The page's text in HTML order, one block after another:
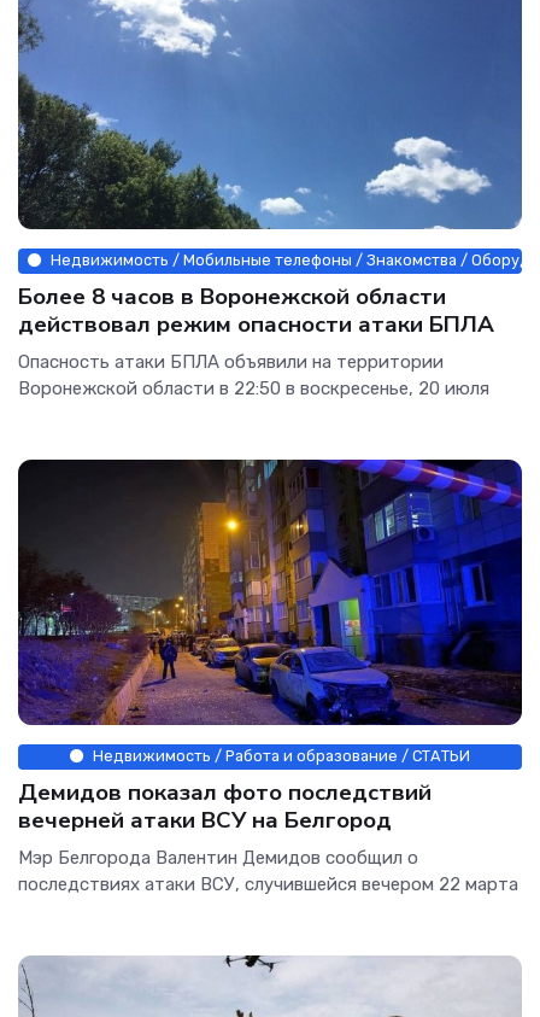
Недвижимость / Мобильные телефоны / Знакомства /
Более 8 часов в Воронежской области
действовал режим опасности атаки БПЛА
Опасность атаки БПЛА объявили на территории
Воронежской области в 22:50 в воскресенье, 20 июля
Недвижимость / Работа и образование / СТАТЬИ
Демидов показал фото последствий
вечерней атаки ВСУ на Белгород
Мэр Белгорода Валентин Демидов сообщил о
последствиях атаки ВСУ, случившейся вечером 22 марта